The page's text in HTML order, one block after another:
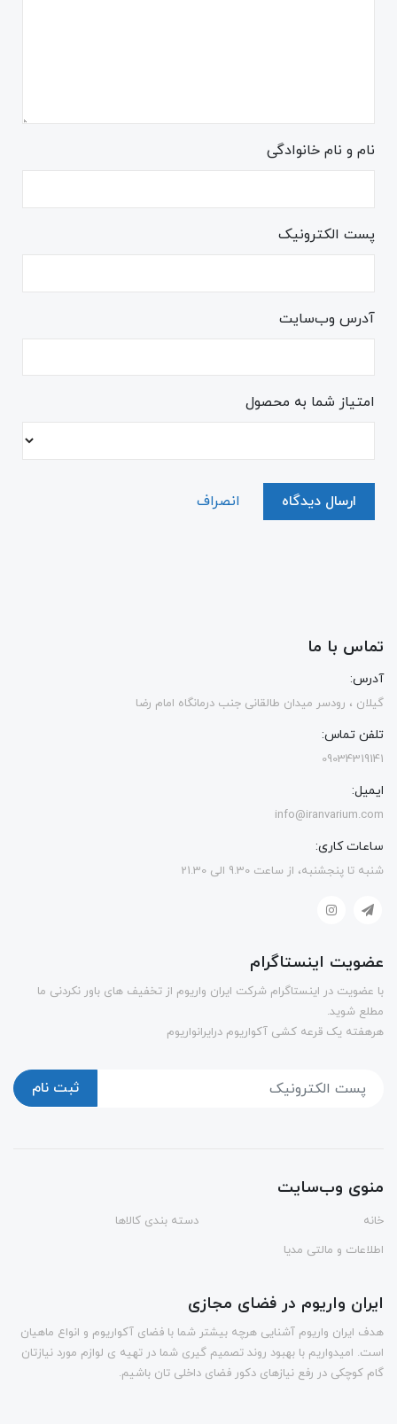
نام و نام خانوادگی
پست الکترونیک
آدرس وب‌سایت
امتیاز شما به محصول
ارسال دیدگاه انصراف
تماس با ما
آدرس:
گیلان ، رودسر میدان طالقانی جنب درمانگاه امام رضا
تلفن تماس:
09034319141
ایمیل:
info@iranvarium.com
ساعات کاری:
شنبه تا پنجشنبه، از ساعت 9.30 الی 21.30
عضویت اینستاگرام
با عضویت در اینستاگرام شرکت ایران واریوم از تخفیف های باور نکردنی ما
مطلع شوید.
هرهفته یک قرعه کشی آکواریوم درایرانواریوم
ثبت نام
منوی وب‌سایت
خانه
دسته بندی کالاها
اطلاعات و مالتی مدیا
ایران واریوم در فضای مجازی
هدف ایران واریوم آشنایی هرچه بیشتر شما با فضای آکواریوم و انواع ماهیان
است. امیدواریم با بهبود روند تصمیم گیری شما در تهیه ی لوازم مورد نیازتان
گام کوچکی در رفع نیازهای دکور فضای داخلی تان باشیم.